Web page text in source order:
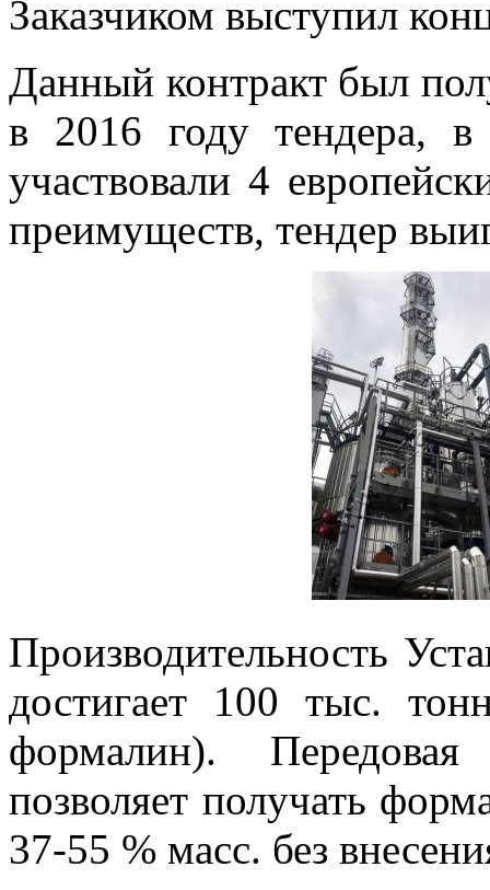
Заказчиком выступил
Данный контракт был
в 2016 году тендера,
участвовали 4
преимуществ, тендер
Производительность
достигает 100 тыс.
формалин). Передовая
позволяет получать
37-55 % масс. без